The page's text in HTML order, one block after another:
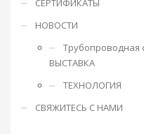
СЕРТИФИКАТЫ
НОВОСТИ
Трубопроводная
ВЫСТАВКА
ТЕХНОЛОГИЯ
СВЯЖИТЕСЬ С НАМИ